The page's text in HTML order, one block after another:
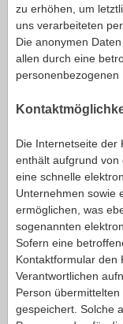
zu erhöhen, um
uns verarbeiteten
Die anonymen
allen durch eine
personenbezogenen
Die Internetseite der
enthält aufgrund von
eine schnelle
Unternehmen sowie
ermöglichen, was
sogenannten
Sofern eine
Kontaktformular den
Verantwortlichen
Person
gespeichert. Solche